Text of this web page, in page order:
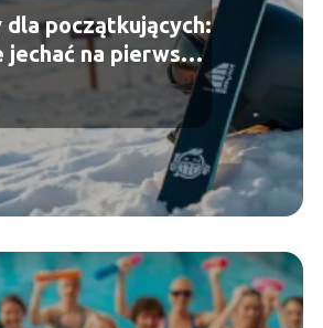
początkujących:
jechać na pierwszy